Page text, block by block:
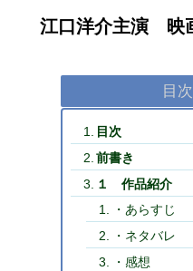
江口洋介主演
目次
目次
前書き
１ 作品紹介
・あらすじ
・ネタバレ
・感想